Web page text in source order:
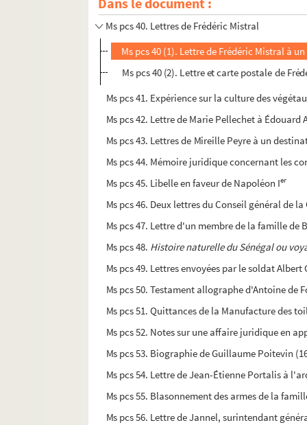
Ms pcs 39. Lettre de François Mignet au
Ms pcs 40. Lettres de Frédéric Mistral
Ms pcs 40 (1). Lettre de Frédéric Mistral à
Ms pcs 40 (2). Lettre et carte postale de
Ms pcs 41. Expérience sur la culture des
Ms pcs 42. Lettre de Marie Pellechet à Édouard
Ms pcs 43. Lettres de Mireille Peyre à un
Ms pcs 44. Mémoire juridique concernant les
Ms pcs 45. Libelle en faveur de Napoléon Ier
Ms pcs 46. Deux lettres du Conseil général de
Ms pcs 47. Lettre d'un membre de la famille
Ms pcs 48. Histoire naturelle du Sénégal ou
Ms pcs 49. Lettres envoyées par le soldat
Ms pcs 50. Testament allographe d'Antoine de
Ms pcs 51. Quittances de la Manufacture des
Ms pcs 52. Notes sur une affaire juridique en
Ms pcs 53. Biographie de Guillaume Poitevin
Ms pcs 54. Lettre de Jean-Étienne Portalis à
Ms pcs 55. Blasonnement des armes de la
Ms pcs 56. Lettre de Jannel, surintendant